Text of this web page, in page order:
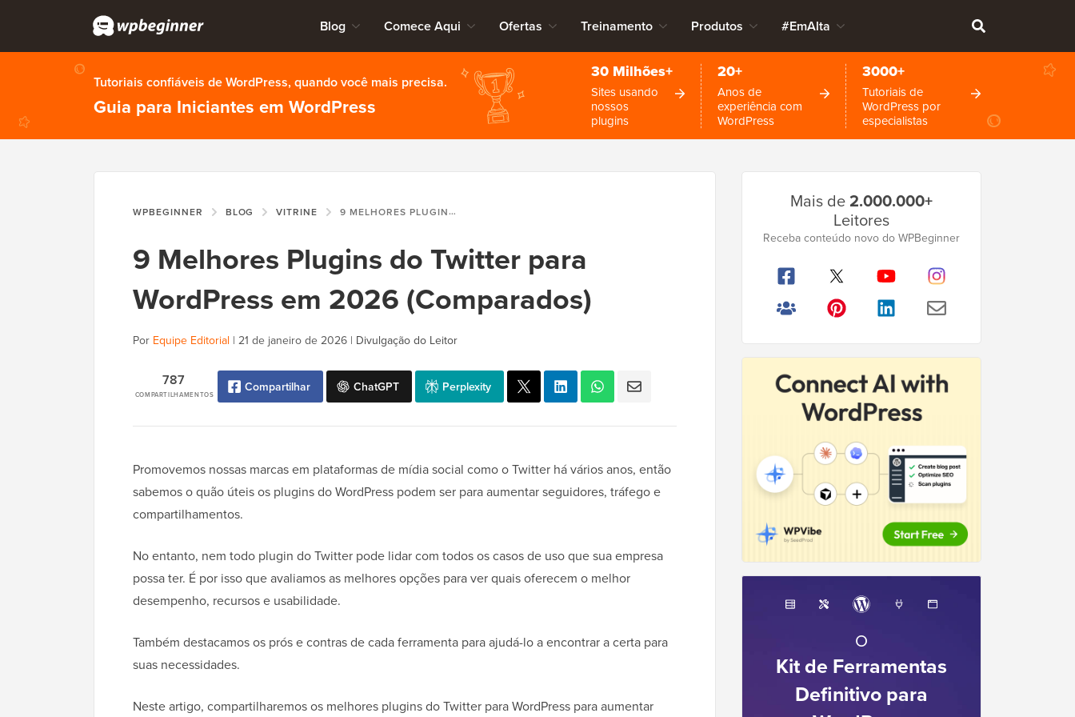
Blog Comece Aqui Ofertas Treinamento Produtos #EmAlta
Tutoriais confiáveis de WordPress, quando você mais precisa.
Guia para Iniciantes em WordPress
30 Milhões+
Sites usando
nossos
plugins
20+
Anos de
experiência com
WordPress
3000+
Tutoriais de
WordPress por
especialistas
WPBEGINNER BLOG VITRINE 9 MELHORES PLUGINS DO TWITTER PARA WORDPRESS EM 2026 (COMPARADOS)
9 Melhores Plugins do Twitter para
WordPress em 2026 (Comparados)
Por Equipe Editorial | 21 de janeiro de 2026 | Divulgação do Leitor
COMPARTILHAMENTOS
787 Compartilhar ChatGPT Perplexity
Promovemos nossas marcas em plataformas de mídia social como o Twitter há vários anos, então
sabemos o quão úteis os plugins do WordPress podem ser para aumentar seguidores, tráfego e
compartilhamentos.
No entanto, nem todo plugin do Twitter pode lidar com todos os casos de uso que sua empresa
possa ter. É por isso que avaliamos as melhores opções para ver quais oferecem o melhor
desempenho, recursos e usabilidade.
Também destacamos os prós e contras de cada ferramenta para ajudá-lo a encontrar a certa para
suas necessidades.
Neste artigo, compartilharemos os melhores plugins do Twitter para WordPress para aumentar
Lateral
Principal
Mais de2.000.000+
Leitores
Receba conteúdo novo do WPBeginner
O
Kit de Ferramentas
Definitivo para